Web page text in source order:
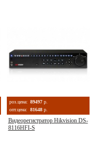
роз.цена: 89497 р.
опт.цена:
81648 р.
Видеорегистратор Hikvision DS-
8116HFI-S